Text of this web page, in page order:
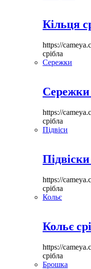
Кільця
https://
срібла
Сережки
Сережки
https://
срібла
Підвіси
Підвіски
https://
срібла
Кольє
Кольє
https://
срібла
Брошка